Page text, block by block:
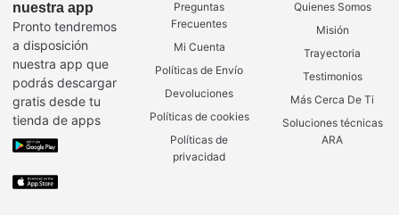
nuestra app
Pronto tendremos
a disposición
nuestra app que
podrás descargar
gratis desde tu
tienda de apps
Preguntas
Frecuentes
Mi Cuenta
Políticas de Envío
Devoluciones
Políticas de cookies
Políticas de
privacidad
Quienes Somos
Misión
Trayectoria
Testimonios
Más Cerca De Ti
Soluciones técnicas
ARA